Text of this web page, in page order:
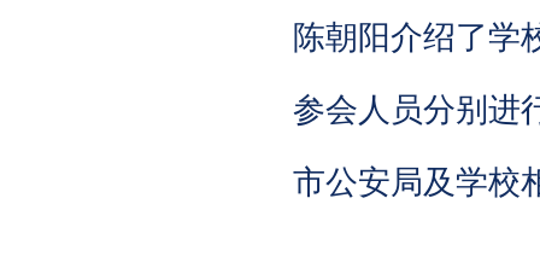
陈朝阳介绍了学
参会人员分别进
市公安局及学校